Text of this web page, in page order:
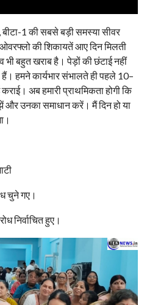
1 की सबसे बड़ी समस्या सीवर
की शिकायतें आए दिन मिलती
भी बहुत खराब है। पेड़ों की छंटाई नहीं
हमने कार्यभार संभालते ही पहले 10–
अब हमारी प्राथमिकता होगी कि
उनका समाधान करें। मैं दिन हो या
चुने गए।
निर्वाचित हुए।